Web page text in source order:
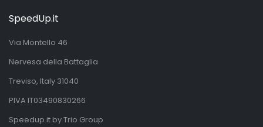
SpeedUp.it
Via Montello 46
Nervesa della Battaglia
Treviso, Italy 31040
PIVA IT03490830266
Speedup.it by Trio Group